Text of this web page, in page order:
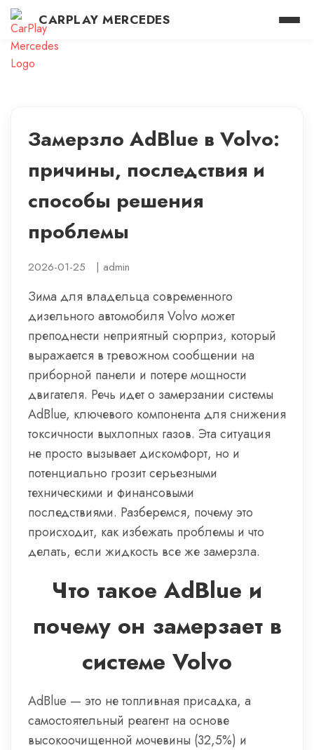
CARPLAY MERCEDES
Замерзло AdBlue в Volvo:
причины, последствия и
способы решения
проблемы
2026-01-25 | admin
Зима для владельца современного
дизельного автомобиля Volvo может
преподнести неприятный сюрприз, который
выражается в тревожном сообщении на
приборной панели и потере мощности
двигателя. Речь идет о замерзании системы
AdBlue, ключевого компонента для снижения
токсичности выхлопных газов. Эта ситуация
не просто вызывает дискомфорт, но и
потенциально грозит серьезными
техническими и финансовыми
последствиями. Разберемся, почему это
происходит, как избежать проблемы и что
делать, если жидкость все же замерзла.
Что такое AdBlue и
почему он замерзает в
системе Volvo
AdBlue — это не топливная присадка, а
самостоятельный реагент на основе
высокоочищенной мочевины (32,5%) и